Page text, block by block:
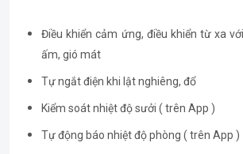
Điều khiển cảm ứng, điều khiển từ xa
ấm, gió mát
Tự ngắt điện khi lật nghiêng, đổ
Kiểm soát nhiệt độ sưởi ( trên App )
Tự động báo nhiệt độ phòng ( trên App )